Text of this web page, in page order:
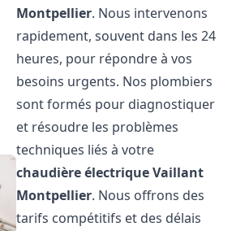
Montpellier. Nous intervenons
rapidement, souvent dans les 24
heures, pour répondre à vos
besoins urgents. Nos plombiers
sont formés pour diagnostiquer
et résoudre les problèmes
techniques liés à votre
chaudière électrique Vaillant
Montpellier. Nous offrons des
tarifs compétitifs et des délais